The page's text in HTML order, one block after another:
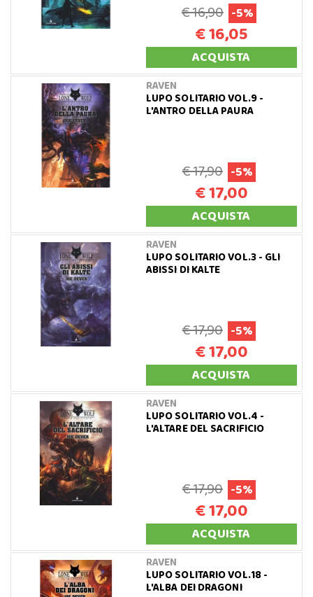
€ 16,90 -5%
€ 16,05
ACQUISTA
RAVEN
LUPO SOLITARIO VOL.9 -
L'ANTRO DELLA PAURA
€ 17,90 -5%
€ 17,00
ACQUISTA
RAVEN
LUPO SOLITARIO VOL.3 - GLI
ABISSI DI KALTE
€ 17,90 -5%
€ 17,00
ACQUISTA
RAVEN
LUPO SOLITARIO VOL.4 -
L'ALTARE DEL SACRIFICIO
€ 17,90 -5%
€ 17,00
ACQUISTA
RAVEN
LUPO SOLITARIO VOL.18 -
L'ALBA DEI DRAGONI